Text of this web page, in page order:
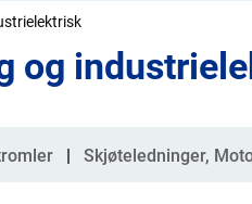
og
Skjøteledninger,